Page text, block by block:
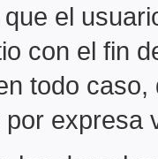
el
con el fin
todo
expresa